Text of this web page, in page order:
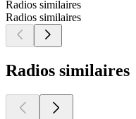
Radios similaires
Radios similaires
Radios similaires